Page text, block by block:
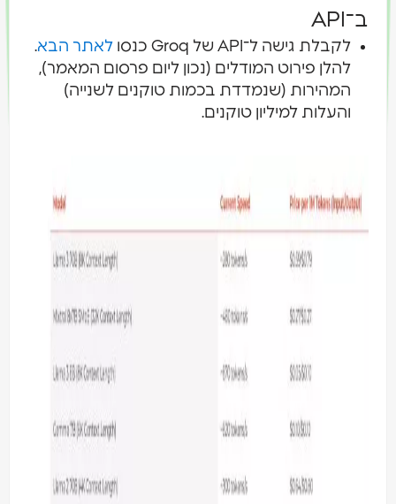
ב־API
לקבלת גישה ל־API של Groq כנסו לאתר הבא.
להלן פירוט המודלים (נכון ליום פרסום המאמר),
המהירות (שנמדדת בכמות טוקנים לשנייה)
והעלות למיליון טוקנים.